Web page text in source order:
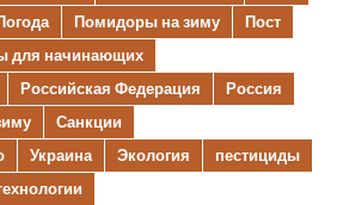
Помидоры на зиму
Пост
для начинающих
Российская Федерация
Россия
Санкции
Украина Экология
пестициды